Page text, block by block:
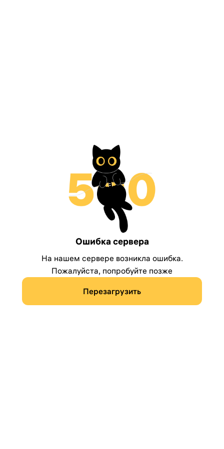
Ошибка сервера
На нашем сервере возникла ошибка.
Пожалуйста, попробуйте позже
Перезагрузить